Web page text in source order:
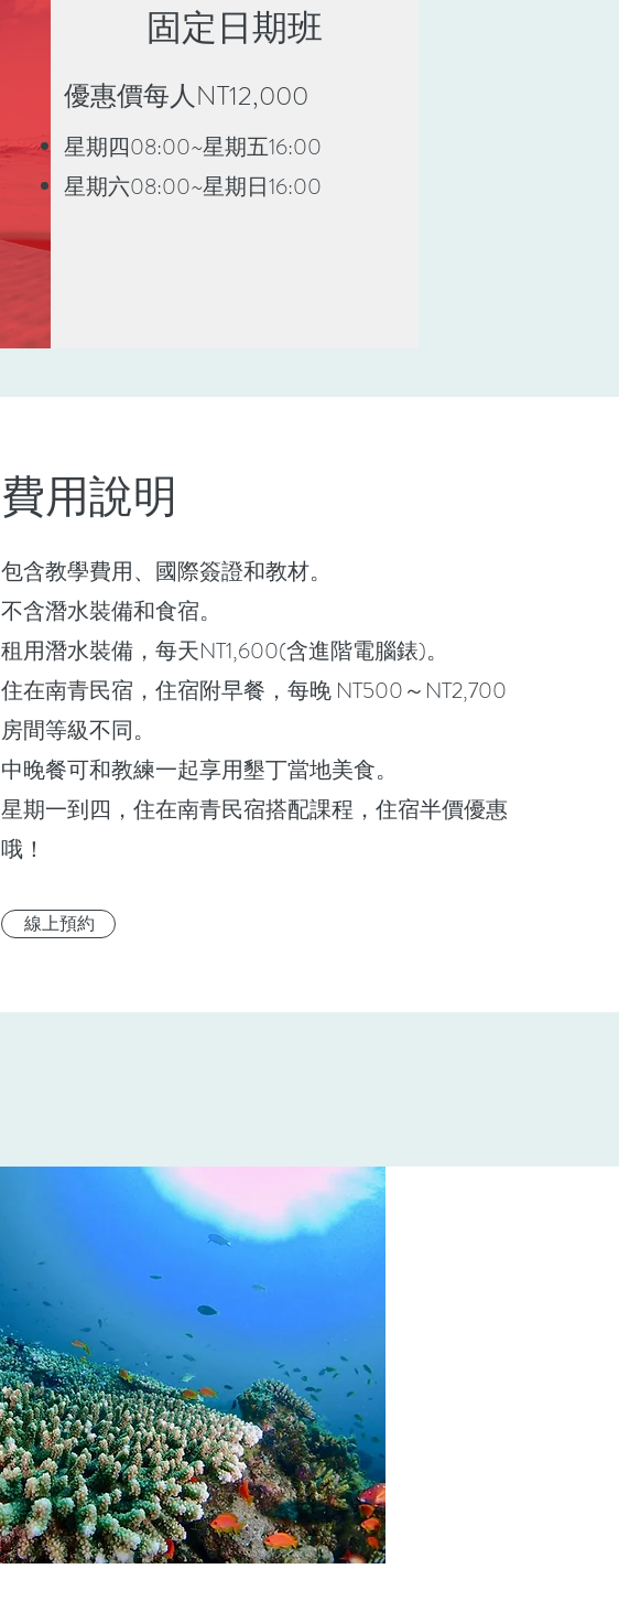
​固定日期班
優惠價每人NT12,000
星期四08:00~星期五16:00
星期六08:00~星期日16:00
費用說明
包含教學費用、國際簽證和教材。
不含潛水裝備和食宿。
租用潛水裝備，每天NT1,600(含進階電腦錶)。
住在南青民宿，住宿附早餐，每晚 NT500～NT2,700
房間等級不同。
中晚餐可和教練一起享用墾丁當地美食。
星期一到四，住在南青民宿搭配課程，住宿半價優惠
哦！
線上預約